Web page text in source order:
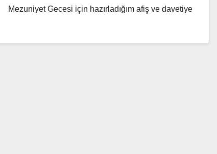
Mezuniyet Gecesi için hazırladığım afiş ve davetiye